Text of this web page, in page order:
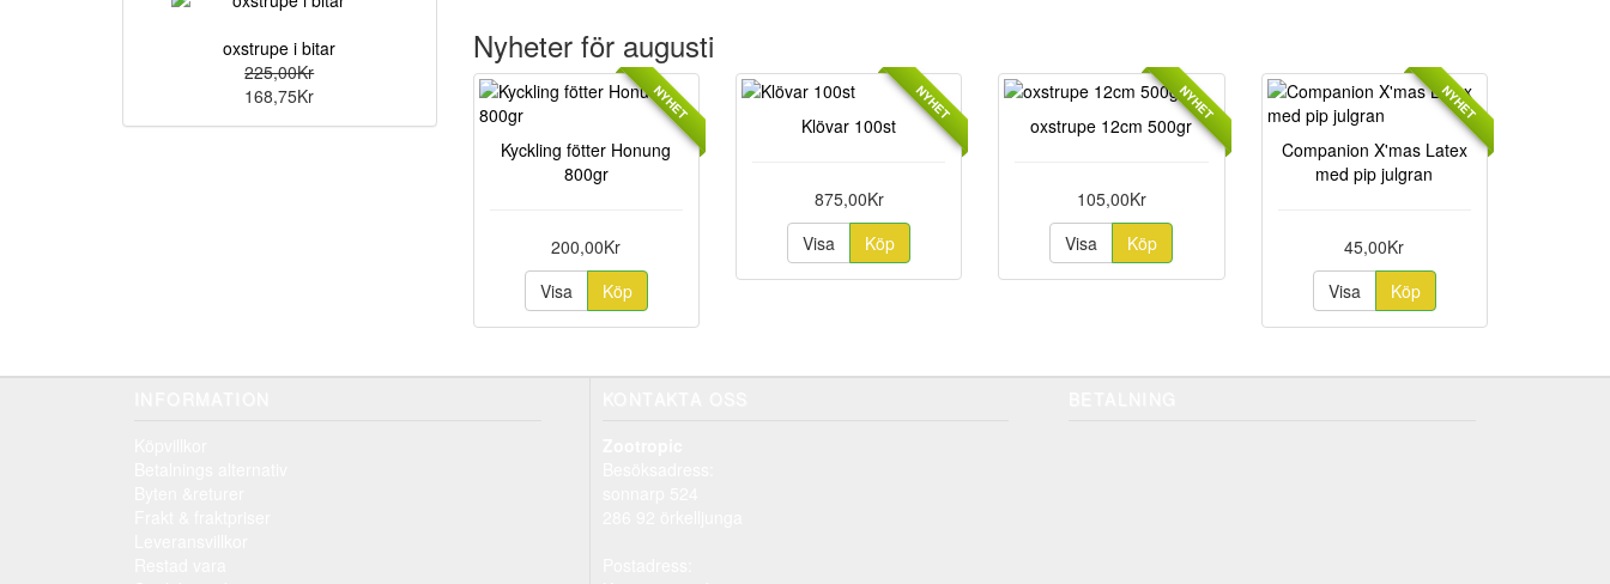
Nyheter för augusti
NYHET
Kyckling fötter Honung
800gr
200,00Kr
Visa
Köp
NYHET
Klövar 100st
875,00Kr
Visa
Köp
NYHET
oxstrupe 12cm 500gr
105,00Kr
Visa
Köp
NYHET
Companion X'mas Latex
med pip julgran
45,00Kr
Visa
Köp
oxstrupe i bitar
225,00Kr
168,75Kr